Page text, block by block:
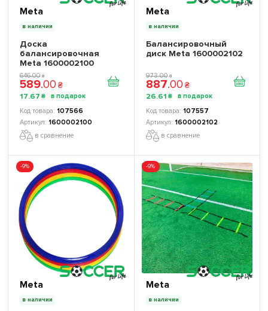
Meta
в наличии
Доска
балансировочная
Meta 1600002100
646.00 ₴
589.00 ₴
17.67 ₴
107566
1600002100
в сравнение
Meta
в наличии
Балансировочный
диск Meta 1600002102
973.00 ₴
887.00 ₴
26.61 ₴
107557
1600002102
в сравнение
-9%
Meta
в наличии
-9%
Meta
в наличии